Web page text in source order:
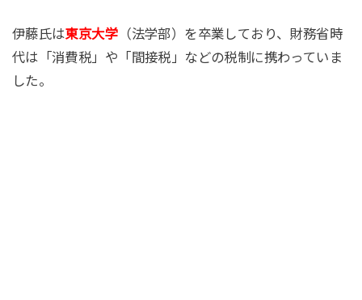
伊藤氏は東京大学 （法学部）を卒業しており、財務省時
代は「消費税」や「間接税」などの税制に携わっていま
した。